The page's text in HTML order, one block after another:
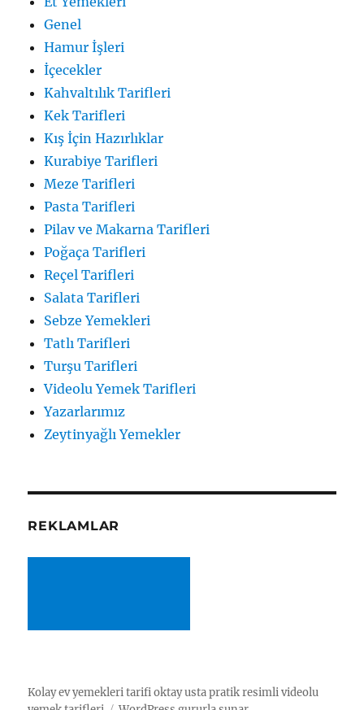
Genel
Hamur İşleri
İçecekler
Kahvaltılık Tarifleri
Kek Tarifleri
Kış İçin Hazırlıklar
Kurabiye Tarifleri
Meze Tarifleri
Pasta Tarifleri
Pilav ve Makarna Tarifleri
Poğaça Tarifleri
Reçel Tarifleri
Salata Tarifleri
Sebze Yemekleri
Tatlı Tarifleri
Turşu Tarifleri
Videolu Yemek Tarifleri
Yazarlarımız
Zeytinyağlı Yemekler
REKLAMLAR
Kolay ev yemekleri tarifi oktay usta pratik resimli videolu